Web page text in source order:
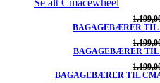
Se alt Cmacewheel
BAGAGEBÆRER TIL
BAGAGEBÆRER TIL
BAGAGEBÆRER TIL